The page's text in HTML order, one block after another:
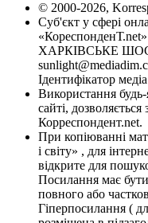
© 2000-2026,
Суб'єкт у сфері
ХАРКІВСЬКЕ
Ідентифікатор
Використання
сайті,
Корреспондент.net.
При копіюванні
і світу» , для
відкрите для
Посилання має
повного або
Гіперпосилання (